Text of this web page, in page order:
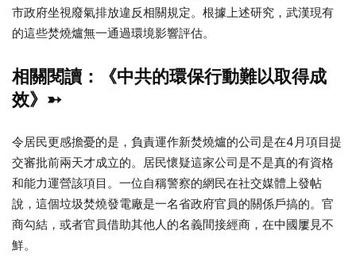
市政府坐視廢氣排放違反相關規定。根據上述研究，武漢現有
的這些焚燒爐無一通過環境影響評估。
相關閱讀：《中共的環保行動難以取得成
效》➳
令居民更感擔憂的是，負責運作新焚燒爐的公司是在4月項目提
交審批前兩天才成立的。居民懷疑這家公司是不是真的有資格
和能力運營該項目。一位自稱警察的網民在社交媒體上發帖
說，這個垃圾焚燒發電廠是一名省政府官員的關係戶搞的。官
商勾結，或者官員借助其他人的名義間接經商，在中國屢見不
鮮。